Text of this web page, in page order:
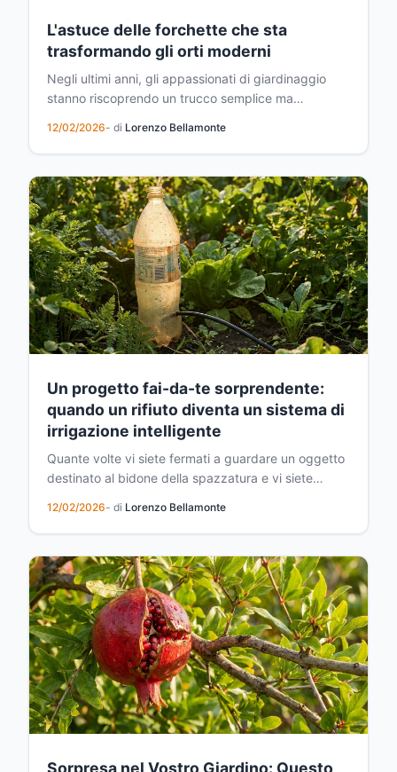
L'astuce delle forchette che sta
trasformando gli orti moderni
Negli ultimi anni, gli appassionati di giardinaggio
stanno riscoprendo un trucco semplice ma
nell'orto. Non si tratta di una novità, ma piuttosto di
una pratica antica che i nostri nonni conoscevano
bene e che oggi torna prepotentemente in voga...
12/02/2026- di Lorenzo Bellamonte
Un progetto fai-da-te sorprendente:
quando un rifiuto diventa un sistema di
irrigazione intelligente
Quante volte vi siete fermati a guardare un oggetto
destinato al bidone della spazzatura e vi siete
esattamente quello che è successo a me una
domenica pomeriggio, quando ho realizzato che un
semplice rifiuto domestico poteva trasformarsi in
una soluzione...
12/02/2026- di Lorenzo Bellamonte
Sorpresa nel Vostro Giardino: Questo